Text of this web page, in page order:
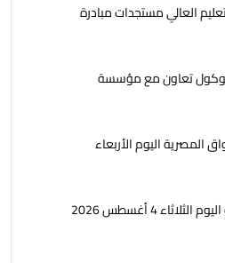
العالي مستجدات مبادرة
تعاون مع مؤسسة
المصرية اليوم الأربعاء
4 أغسطس 2026